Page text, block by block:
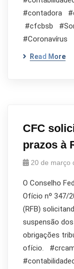
#contadora
#cfcbsb
#Coronavírus
Read More
CFC
prazos à
20 de março
O Conselho
Ofício nº 347/
(RFB)
suspensão
obrigações
ofício.